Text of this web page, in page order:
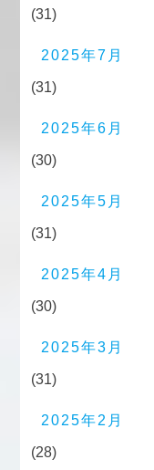
(31)
2025年7月
(31)
2025年6月
(30)
2025年5月
(31)
2025年4月
(30)
2025年3月
(31)
2025年2月
(28)